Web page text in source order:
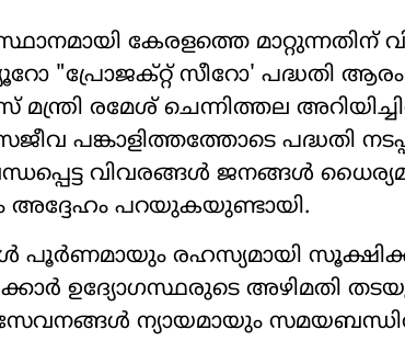
കേരളത്തെ
"പ്രോജക്റ്റ് സീറോ' പദ്ധതി
രമേശ് ചെന്നിത്തല
പങ്കാളിത്തത്തോടെ പദ്ധതി
വിവരങ്ങൾ ജനങ്ങൾ
അദ്ദേഹം പറയുകയുണ്ടായി.
പൂർണമായും രഹസ്യമായി
ഉദ്യോഗസ്ഥരുടെ അഴിമതി
ന്യായമായും